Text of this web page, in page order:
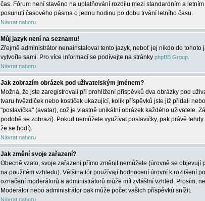
čas. Fórum není stavěno na uplatňování rozdílu mezi standardním a
posunutí časového pásma o jednu hodinu po dobu trvání letního času.
Návrat nahoru
Můj jazyk není na seznamu!
Zřejmě administrátor nenainstaloval tento jazyk, neboť jej nikdo do
vytvořte sami. Pro více informací se podívejte na stránky phpBB Group.
Návrat nahoru
Jak zobrazím obrázek pod uživatelským jménem?
Možná, že jste zaregistrovali při prohlížení příspěvků dva obrázky pod
tvaru hvězdiček nebo kostiček ukazující, kolik příspěvků jste již přidali
"postavička" (avatar), což je vlastně unikátní obrázek každého uživatele.
podobě se zobrazí). Pokud nemůžete využívat postavičky, pak právě
že se hodí).
Návrat nahoru
Jak změní svoje zařazení?
Obecně vzato, svoje zařazení přímo změnit nemůžete (úrovně se
na použitém vzhledu). Většina fór používají hodnocení úrovní k rozlišení
označení moderátorů a administrátorů může mít zvláštní vzhled. Prosím,
Moderátor nebo administrátor pak může počet vašich příspěvků snížit.
Návrat nahoru